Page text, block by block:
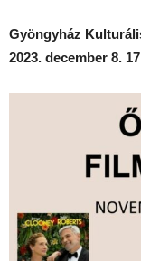
Gyöngyház
2023. december 8.